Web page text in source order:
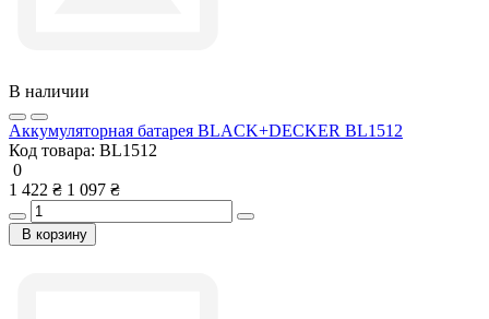
В наличии
Аккумуляторная батарея BLACK+DECKER BL1512
Код товара: BL1512
0
1 422 ₴ 1 097 ₴
В корзину